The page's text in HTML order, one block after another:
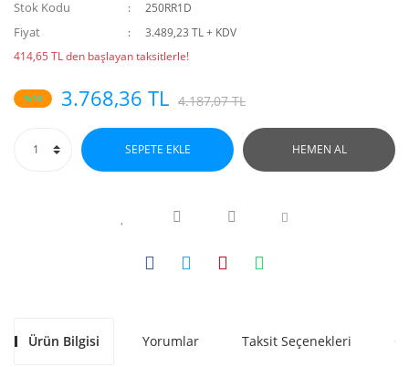
Stok Kodu 250RR1D
Fiyat
3.489,23 TL + KDV
414,65 TL den başlayan taksitlerle!
%10 3.768,36 TL 4.187,07 TL
SEPETE EKLE HEMEN AL
Ürün Bilgisi Yorumlar Taksit Seçenekleri